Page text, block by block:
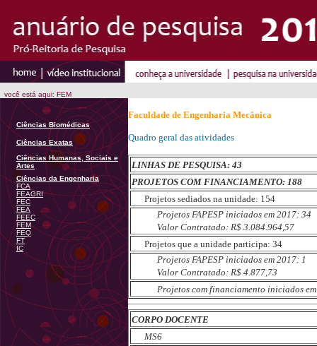
você está aqui: FEM
Ciências Biomédicas
Ciências Exatas
Ciências Humanas, Sociais e
Artes
Ciências da Engenharia
FCA
FEAGRI
FEC
FEA
FEEC
FEM
FEQ
FT
IC
Faculdade de Engenharia Mecânica
Quadro geral das atividades
LINHAS DE PESQUISA: 43
PROJETOS COM FINANCIAMENTO: 188
Projetos sediados na unidade: 154
Projetos FAPESP iniciados em 2017: 34
Valor Contratado: R$ 3.084.964,57
Projetos que a unidade participa: 34
Projetos FAPESP iniciados em 2017: 1
Valor Contratado: R$ 4.877,73
Projetos com financiamento iniciados em
CORPO DOCENTE
MS6